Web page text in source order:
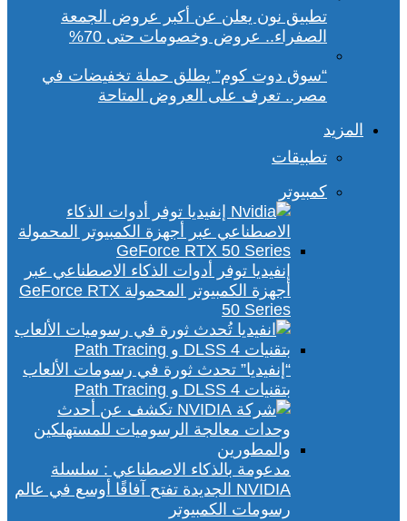
تطبيق نون يعلن عن أكبر عروض الجمعة
الصفراء.. عروض وخصومات حتى 70%
“سوق دوت كوم” يطلق حملة تخفيضات في
مصر.. تعرف على العروض المتاحة
المزيد
تطبيقات
كمبيوتر
إنفيديا توفر أدوات الذكاء الاصطناعي عبر
أجهزة الكمبيوتر المحمولة GeForce RTX
50 Series
“إنفيديا” تحدث ثورة في رسومات الألعاب
بتقنيات DLSS 4 و Path Tracing
مدعومة بالذكاء الاصطناعي : سلسلة
NVIDIA الجديدة تفتح آفاقًا أوسع في عالم
رسومات الكمبيوتر